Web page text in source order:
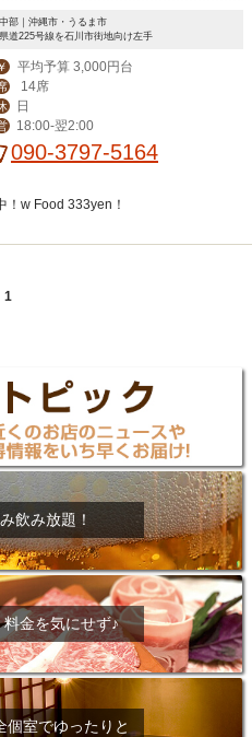
中部｜沖縄市・うるま市
県道225号線を石川市街地向け左手
平均予算 3,000円台
14席
日
18:00-翌2:00
090-3797-5164
！w Food 333yen！
1
飲み放題！
金を気にせず♪
個室でゆったりと